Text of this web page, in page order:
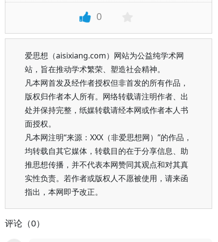
0
爱思想（aisixiang.com）网站为公益纯学术网
站，旨在推动学术繁荣、塑造社会精神。
凡本网首发及经作者授权但非首发的所有作品，
版权归作者本人所有。网络转载请注明作者、出
处并保持完整，纸媒转载请经本网或作者本人书
面授权。
凡本网注明“来源：XXX（非爱思想网）”的作品，
均转载自其它媒体，转载目的在于分享信息、助
推思想传播，并不代表本网赞同其观点和对其真
实性负责。若作者或版权人不愿被使用，请来函
指出，本网即予改正。
评论（0）